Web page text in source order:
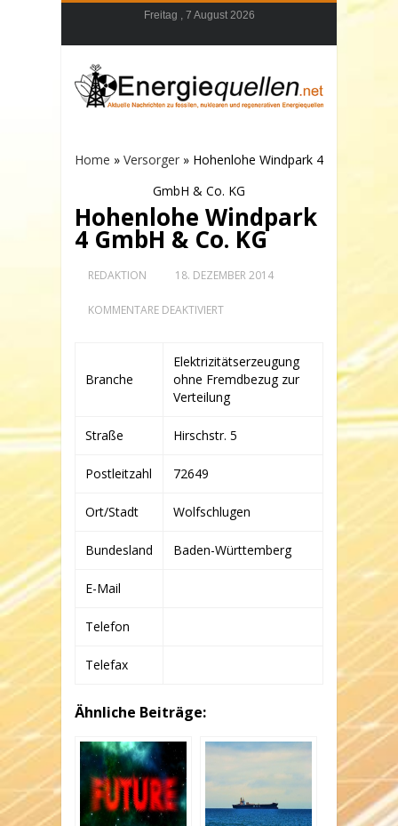
Freitag , 7 August 2026
Home » Versorger » Hohenlohe Windpark 4
GmbH & Co. KG
Hohenlohe Windpark
4 GmbH & Co. KG
REDAKTION 18. DEZEMBER 2014
KOMMENTARE DEAKTIVIERTFÜR
GMBH
&
CO.
KG
Branche
Elektrizitätserzeugung
ohne Fremdbezug zur
Verteilung
Straße Hirschstr. 5
Postleitzahl 72649
Ort/Stadt Wolfschlugen
Bundesland Baden-Württemberg
E-Mail
Telefon
Telefax
Ähnliche Beiträge: